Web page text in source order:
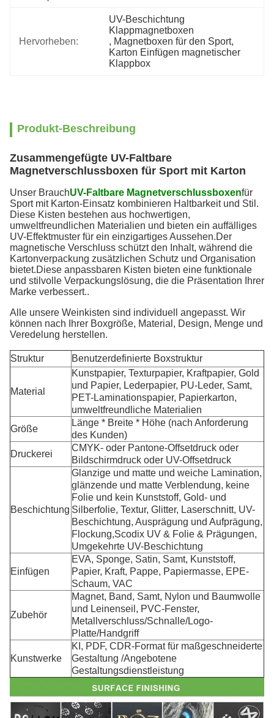
Hervorheben:
UV-Beschichtung
Klappmagnetboxen
, Magnetboxen für den Sport,
Karton Einfügen magnetischer
Klappbox
Produkt-Beschreibung
Zusammengefügte UV-Faltbare
Magnetverschlussboxen für Sport mit Karton
Unser BrauchUV-Faltbare Magnetverschlussboxenfür
Sport mit Karton-Einsatz kombinieren Haltbarkeit und Stil.
Diese Kisten bestehen aus hochwertigen,
umweltfreundlichen Materialien und bieten ein auffälliges
UV-Effektmuster für ein einzigartiges Aussehen.Der
magnetische Verschluss schützt den Inhalt, während die
Kartonverpackung zusätzlichen Schutz und Organisation
bietet.Diese anpassbaren Kisten bieten eine funktionale
und stilvolle Verpackungslösung, die die Präsentation Ihrer
Marke verbessert..
Alle unsere Weinkisten sind individuell angepasst. Wir
können nach Ihrer Boxgröße, Material, Design, Menge und
Veredelung herstellen.
Struktur Benutzerdefinierte Boxstruktur
Material
Kunstpapier, Texturpapier, Kraftpapier, Gold
und Papier, Lederpapier, PU-Leder, Samt,
PET-Laminationspapier, Papierkarton,
umweltfreundliche Materialien
Größe
Länge * Breite * Höhe (nach Anforderung
des Kunden)
Druckerei
CMYK- oder Pantone-Offsetdruck oder
Bildschirmdruck oder UV-Offsetdruck
Beschichtung
Glanzige und matte und weiche Lamination,
glänzende und matte Verblendung, keine
Folie und kein Kunststoff, Gold- und
Silberfolie, Textur, Glitter, Laserschnitt, UV-
Beschichtung, Ausprägung und Aufprägung,
Flockung,Scodix UV & Folie & Prägungen,
Umgekehrte UV-Beschichtung
Einfügen
EVA, Sponge, Satin, Samt, Kunststoff,
Papier, Kraft, Pappe, Papiermasse, EPE-
Schaum, VAC
Zubehör
Magnet, Band, Samt, Nylon und Baumwolle
und Leinenseil, PVC-Fenster,
Metallverschluss/Schnalle/Logo-
Platte/Handgriff
Kunstwerke
KI, PDF, CDR-Format für maßgeschneiderte
Gestaltung /Angebotene
Gestaltungsdienstleistung